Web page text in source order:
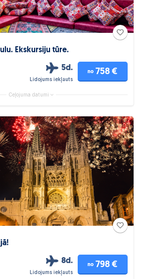
Ekskursiju tūre.
5d.
Lidojums iekļauts
no 758 €
Ceļojuma datumi
8d.
Lidojums iekļauts
no 798 €